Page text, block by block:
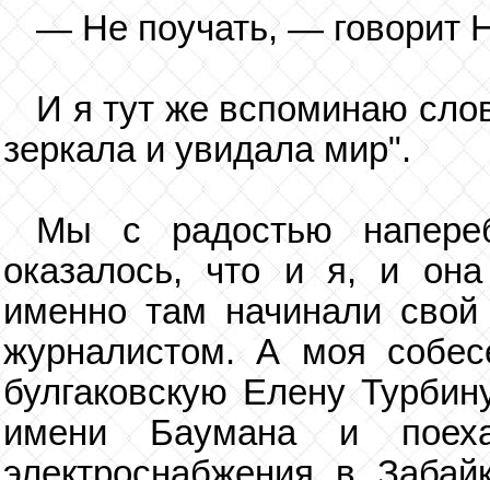
— Не поучать, — говорит
И я тут же вспоминаю
зеркала и увидала мир".
Мы с радостью
оказалось, что и я, и она
именно там начинали
журналистом. А моя
булгаковскую Елену
имени Баумана и